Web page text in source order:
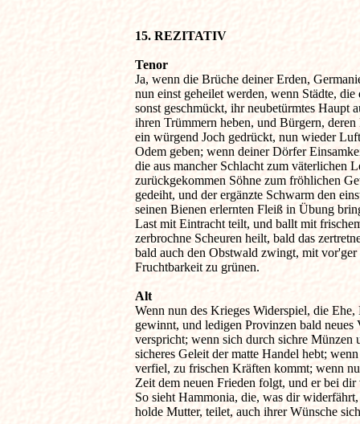
15. REZITATIV
Tenor
Ja, wenn die Brüche deiner Erden,
nun einst geheilet werden, wenn Städte,
sonst geschmückt, ihr neubetürmtes Haupt
ihren Trümmern heben, und Bürgern,
ein würgend Joch gedrückt, nun wieder
Odem geben; wenn deiner Dörfer
die aus mancher Schlacht zum väterlichen
zurückgekommen Söhne zum fröhlichen
gedeiht, und der ergänzte Schwarm den
seinen Bienen erlernten Fleiß in Übung
Last mit Eintracht teilt, und ballt mit
zerbrochne Scheuren heilt, bald das
bald auch den Obstwald zwingt, mit vor'ger
Fruchtbarkeit zu grünen.
Alt
Wenn nun des Krieges Widerspiel, die
gewinnt, und ledigen Provinzen bald
verspricht; wenn sich durch sichre Münzen
sicheres Geleit der matte Handel hebt;
verfiel, zu frischen Kräften kommt; wenn
Zeit dem neuen Frieden folgt, und er bei
So sieht Hammonia, die, was dir
holde Mutter, teilet, auch ihrer Wünsche